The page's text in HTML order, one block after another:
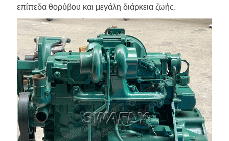
επίπεδα θορύβου και μεγάλη διάρκεια ζωής.